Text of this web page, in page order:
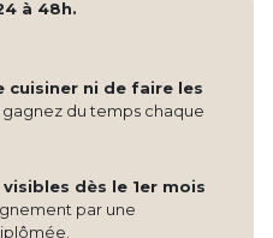
à 48h.
cuisiner ni de faire les
gagnez du temps chaque
dès le 1er mois
par une